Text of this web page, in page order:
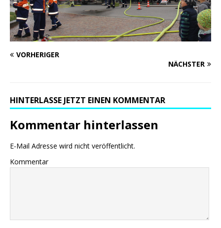
VORHERIGER
NÄCHSTER
HINTERLASSE JETZT EINEN KOMMENTAR
Kommentar hinterlassen
E-Mail Adresse wird nicht veröffentlicht.
Kommentar